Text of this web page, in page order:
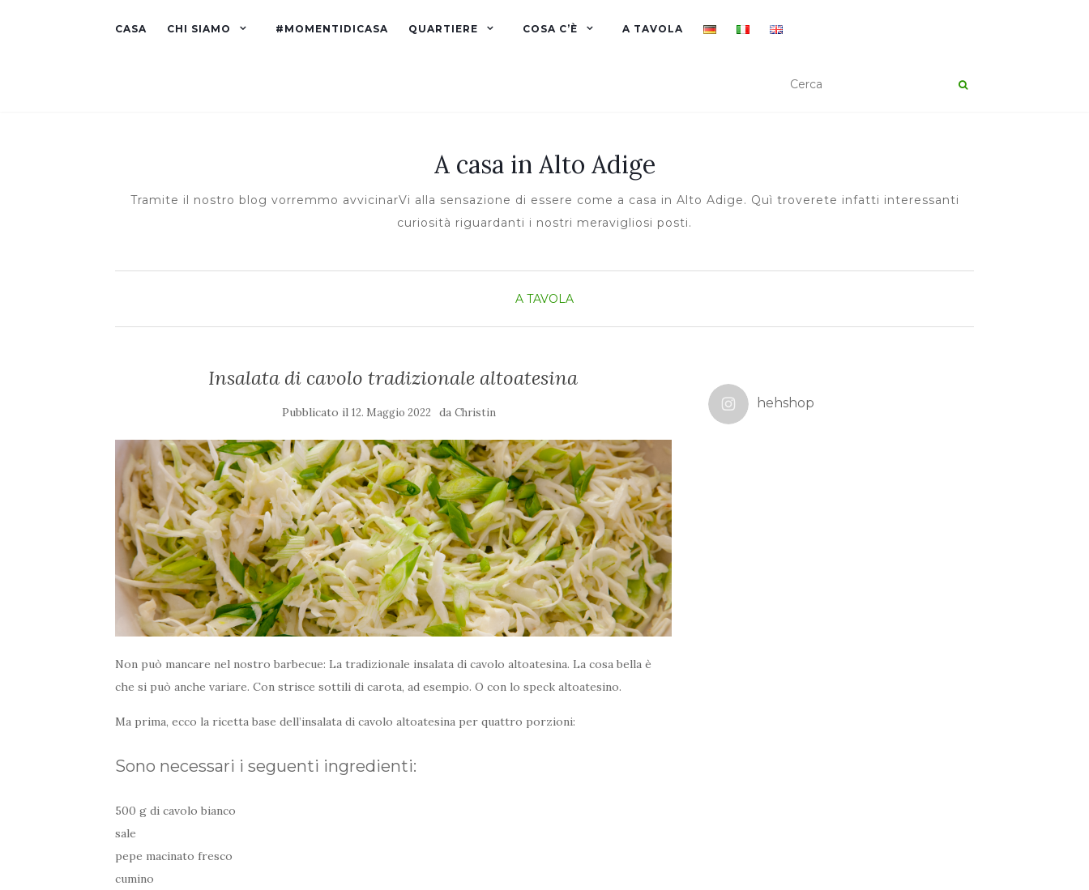
CASA CHI SIAMO #MOMENTIDICASA QUARTIERE COSA C’È A TAVOLA
A casa in Alto Adige
Tramite il nostro blog vorremmo avvicinarVi alla sensazione di essere come a casa in Alto Adige. Quì troverete infatti interessanti
curiosità riguardanti i nostri meravigliosi posti.
A TAVOLA
Insalata di cavolo tradizionale altoatesina
Pubblicato il12. Maggio 2022 daChristin
Non può mancare nel nostro barbecue: La tradizionale insalata di cavolo altoatesina. La cosa bella è
che si può anche variare. Con strisce sottili di carota, ad esempio. O con lo speck altoatesino.
Ma prima, ecco la ricetta base dell’insalata di cavolo altoatesina per quattro porzioni:
Sono necessari i seguenti ingredienti:
500 g di cavolo bianco
sale
pepe macinato fresco
cumino
hehshop